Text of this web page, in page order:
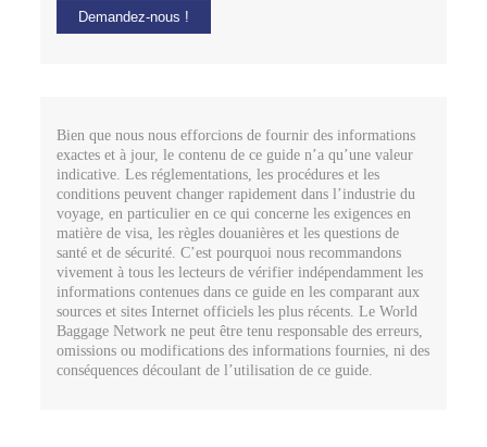
Demandez-nous !
Bien que nous nous efforcions de fournir des informations
exactes et à jour, le contenu de ce guide n’a qu’une valeur
indicative. Les réglementations, les procédures et les
conditions peuvent changer rapidement dans l’industrie du
voyage, en particulier en ce qui concerne les exigences en
matière de visa, les règles douanières et les questions de
santé et de sécurité. C’est pourquoi nous recommandons
vivement à tous les lecteurs de vérifier indépendamment les
informations contenues dans ce guide en les comparant aux
sources et sites Internet officiels les plus récents. Le World
Baggage Network ne peut être tenu responsable des erreurs,
omissions ou modifications des informations fournies, ni des
conséquences découlant de l’utilisation de ce guide.